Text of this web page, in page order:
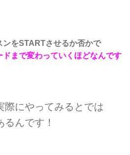
ンをSTARTさせるか否かで
ドまで変わっていくほどなんです
際にやってみるとでは
んです！